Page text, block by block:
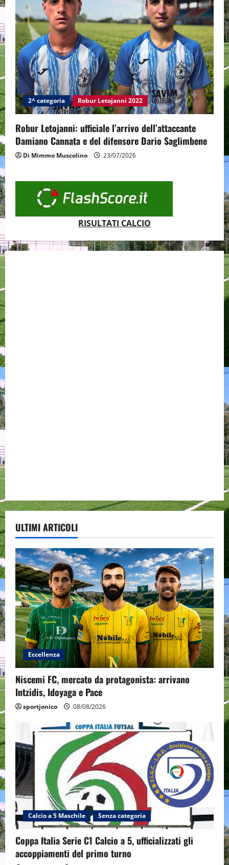
2^ categoria Robur Letojanni 2022
Robur Letojanni: ufficiale l’arrivo dell’attaccante
Damiano Cannata e del difensore Dario Saglimbene
Di Mimmo Muscolino 23/07/2026
RISULTATI CALCIO
ULTIMI ARTICOLI
Eccellenza
Niscemi FC, mercato da protagonista: arrivano
Intzidis, Idoyaga e Pace
sportjonico 08/08/2026
Calcio a 5 Maschile Senza categoria
Coppa Italia Serie C1 Calcio a 5, ufficializzati gli
accoppiamenti del primo turno